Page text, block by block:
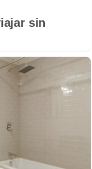
sin